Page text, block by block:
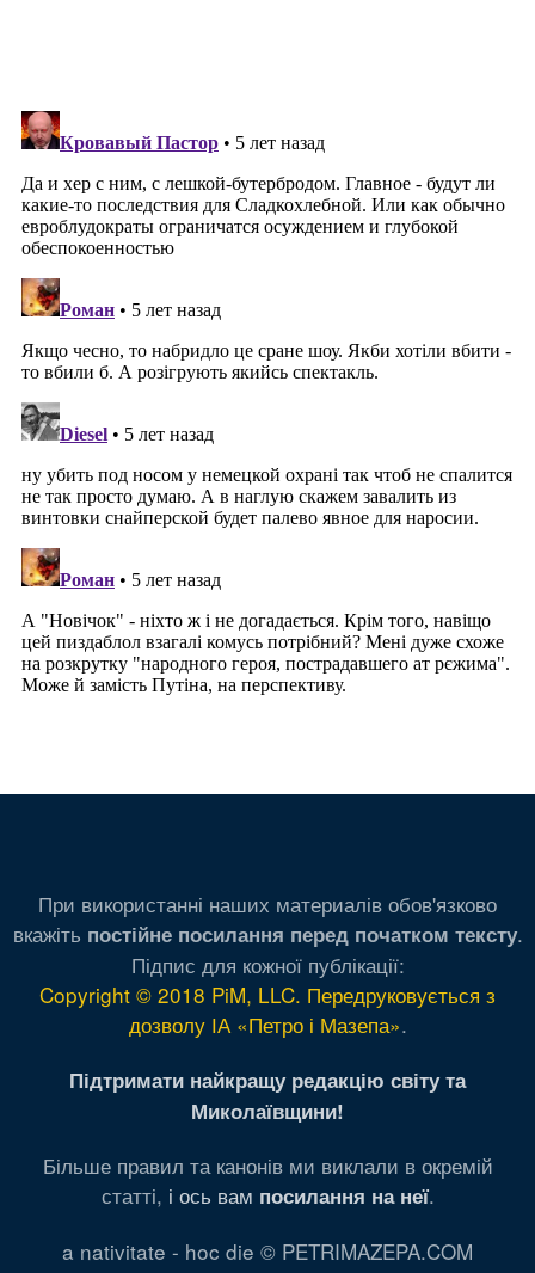
При використанні наших материалів обов'язково
вкажіть постійне посилання перед початком тексту.
Підпис для кожної публікації:
Copyright © 2018 PiM, LLC. Передруковується з
дозволу ІА «Петро і Мазепа».
Підтримати найкращу редакцію світу та
Миколаївщини!
Більше правил та канонів ми виклали в окремій
статті, і ось вам посилання на неї.
a nativitate - hoc die © PETRIMAZEPA.COM